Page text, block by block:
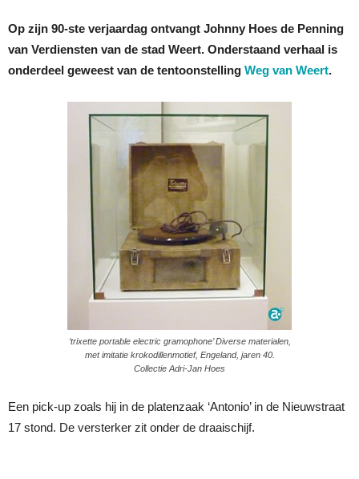
Op zijn 90-ste verjaardag ontvangt Johnny Hoes de Penning
van Verdiensten van de stad Weert. Onderstaand verhaal is
onderdeel geweest van de tentoonstelling Weg van Weert.
‘trixette portable electric gramophone’ Diverse materialen,
met imitatie krokodillenmotief, Engeland, jaren 40.
Collectie Adri-Jan Hoes
Een pick-up zoals hij in de platenzaak ‘Antonio’ in de Nieuwstraat
17 stond. De versterker zit onder de draaischijf.